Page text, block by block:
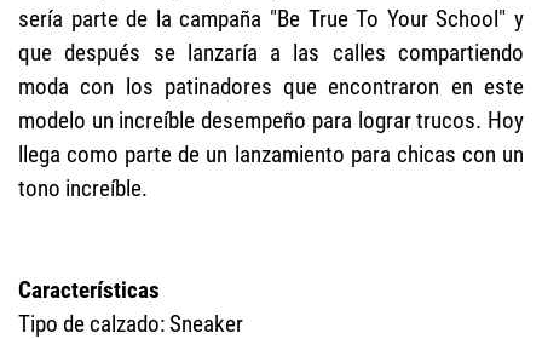
sería parte de la campaña "Be True To Your School" y
que después se lanzaría a las calles compartiendo
moda con los patinadores que encontraron en este
modelo un increíble desempeño para lograr trucos. Hoy
llega como parte de un lanzamiento para chicas con un
tono increíble.
Características
Tipo de calzado: Sneaker